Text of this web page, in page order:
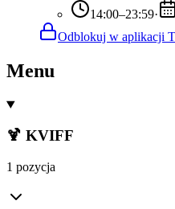
14:00–23:59·
Odblokuj w aplikacji
Menu
🍹 KVIFF
1 pozycja